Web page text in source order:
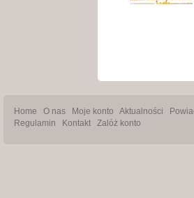
Home O nas Moje konto Aktualności
Regulamin
Kontakt Zalóż konto